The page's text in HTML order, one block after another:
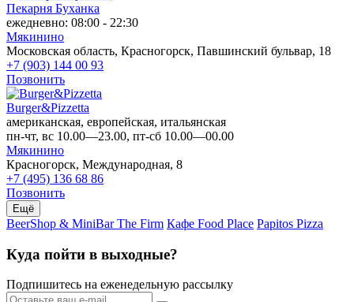
Пекарня Буханка
ежедневно: 08:00 - 22:30
Мякинино
Московская область, Красногорск, Павшинский бульвар, 18
+7 (903) 144 00 93
Позвонить
Burger&Pizzetta
американская, европейская, итальянская
пн-чт, вс 10.00—23.00, пт-сб 10.00—00.00
Мякинино
Красногорск, Международная, 8
+7 (495) 136 68 86
Позвонить
Ещё
BeerShop & MiniBar The Firm Кафе Food Place Papitos Pizza
Куда пойти в выходные?
Подпишитесь на еженедельную рассылку